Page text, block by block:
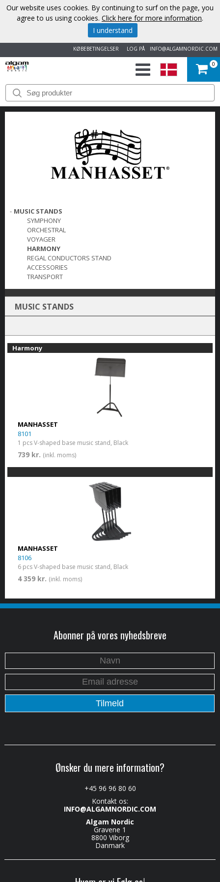
INFO@ALGAMNORDIC.COM
LOG PÅ
KØBEBETINGELSER
START
VAREMÆRKER
KONTAKT
0
- MUSIC STANDS
SYMPHONY
ORCHESTRAL
VOYAGER
HARMONY
REGAL CONDUCTORS STAND
ACCESSORIES
TRANSPORT
MUSIC STANDS
Harmony
MANHASSET
8101
1 pcs V-shaped base music stand, Black
739 kr. (inkl. moms)
MANHASSET
8106
6 pcs V-shaped base music stand, Black
4 359 kr. (inkl. moms)
Abonner på vores nyhedsbreve
Ønsker du mere information?
+45 96 96 80 60
Kontakt os:
INFO@ALGAMNORDIC.COM
Algam Nordic
Gravene 1
8800 Viborg
Danmark
Our website uses cookies. By continuing to surf on the page, you
agree to us using cookies. Click here for more information.
I understand